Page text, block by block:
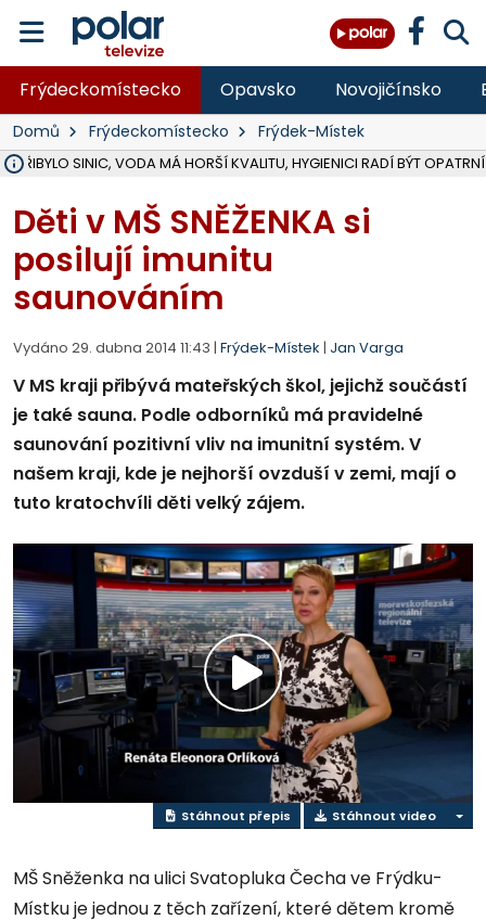
Frýdeckomístecko Opavsko Novojičínsko
Domů Frýdeckomístecko Frýdek-Místek
PŘIBYLO SINIC, VODA MÁ HORŠÍ KVALITU, HYGIENICI RADÍ BÝT OPATRNÍ
Děti v MŠ SNĚŽENKA si
posilují imunitu
saunováním
Vydáno 29. dubna 2014 11:43 | Frýdek-Místek | Jan Varga
V MS kraji přibývá mateřských škol, jejichž součástí
je také sauna. Podle odborníků má pravidelné
saunování pozitivní vliv na imunitní systém. V
našem kraji, kde je nejhorší ovzduší v zemi, mají o
tuto kratochvíli děti velký zájem.
Přehrát
video
Stáhnout přepis Stáhnout video
MŠ Sněženka na ulici Svatopluka Čecha ve Frýdku-
Místku je jednou z těch zařízení, které dětem kromě